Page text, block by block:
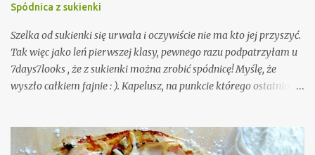
Spódnica z sukienki
Szelka od sukienki się urwała i oczywiście nie ma kto jej przyszyć.
Tak więc jako leń pierwszej klasy, pewnego razu podpatrzyłam u
7days7looks , że z sukienki można zrobić spódnicę! Myślę, że
wyszło całkiem fajnie : ). Kapelusz, na punkcie którego ostatnio